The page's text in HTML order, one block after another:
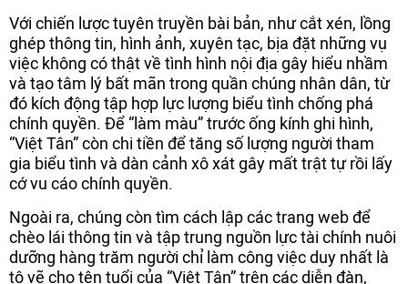
Với chiến lược tuyên truyền bài bản, như cắt xén, lồng
ghép thông tin, hình ảnh, xuyên tạc, bịa đặt những vụ
việc không có thật về tình hình nội địa gây hiểu nhầm
và tạo tâm lý bất mãn trong quần chúng nhân dân, từ
đó kích động tập hợp lực lượng biểu tình chống phá
chính quyền. Để “làm màu” trước ống kính ghi hình,
“Việt Tân” còn chi tiền để tăng số lượng người tham
gia biểu tình và dàn cảnh xô xát gây mất trật tự rồi lấy
cớ vu cáo chính quyền.
Ngoài ra, chúng còn tìm cách lập các trang web để
chèo lái thông tin và tập trung nguồn lực tài chính nuôi
dưỡng hàng trăm người chỉ làm công việc duy nhất là
tô vẽ cho tên tuổi của “Việt Tân” trên các diễn đàn,